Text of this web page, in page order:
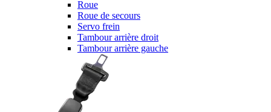
Roue
Roue de secours
Servo frein
Tambour arrière droit
Tambour arrière gauche